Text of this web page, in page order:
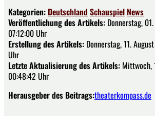
Kategorien: Deutschland Schauspiel News
Veröffentlichung des Artikels: Donnerstag,
07:12:00 Uhr
Erstellung des Artikels: Donnerstag, 11.
Uhr
Letzte Aktualisierung des Artikels: Mittwoch,
00:48:42 Uhr
Herausgeber des Beitrags:theaterkompass.de